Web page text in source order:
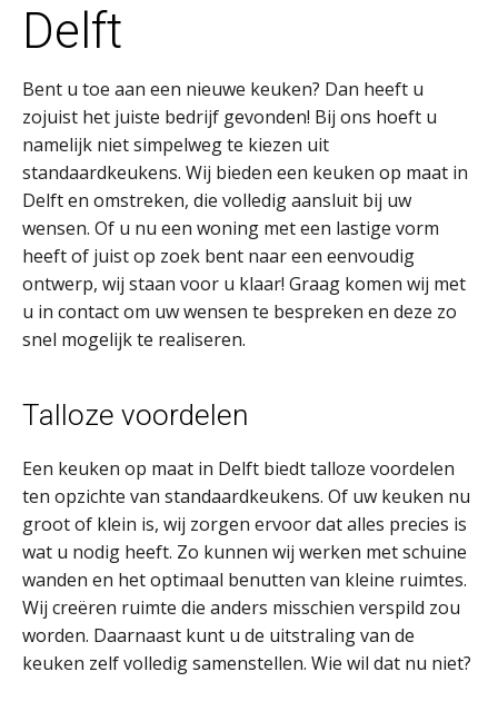
Delft
Bent u toe aan een nieuwe keuken? Dan heeft u
zojuist het juiste bedrijf gevonden! Bij ons hoeft u
namelijk niet simpelweg te kiezen uit
standaardkeukens. Wij bieden een keuken op maat in
Delft en omstreken, die volledig aansluit bij uw
wensen. Of u nu een woning met een lastige vorm
heeft of juist op zoek bent naar een eenvoudig
ontwerp, wij staan voor u klaar! Graag komen wij met
u in contact om uw wensen te bespreken en deze zo
snel mogelijk te realiseren.
Talloze voordelen
Een keuken op maat in Delft biedt talloze voordelen
ten opzichte van standaardkeukens. Of uw keuken nu
groot of klein is, wij zorgen ervoor dat alles precies is
wat u nodig heeft. Zo kunnen wij werken met schuine
wanden en het optimaal benutten van kleine ruimtes.
Wij creëren ruimte die anders misschien verspild zou
worden. Daarnaast kunt u de uitstraling van de
keuken zelf volledig samenstellen. Wie wil dat nu niet?